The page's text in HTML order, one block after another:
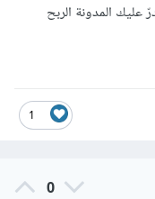
عليك المدونة الربح
1
0